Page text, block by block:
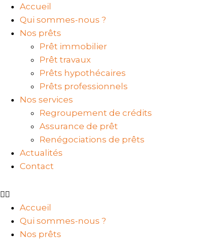
Accueil
Qui sommes-nous ?
Nos prêts
Prêt immobilier
Prêt travaux
Prêts hypothécaires
Prêts professionnels
Nos services
Regroupement de crédits
Assurance de prêt
Renégociations de prêts
Actualités
Contact
Accueil
Qui sommes-nous ?
Nos prêts